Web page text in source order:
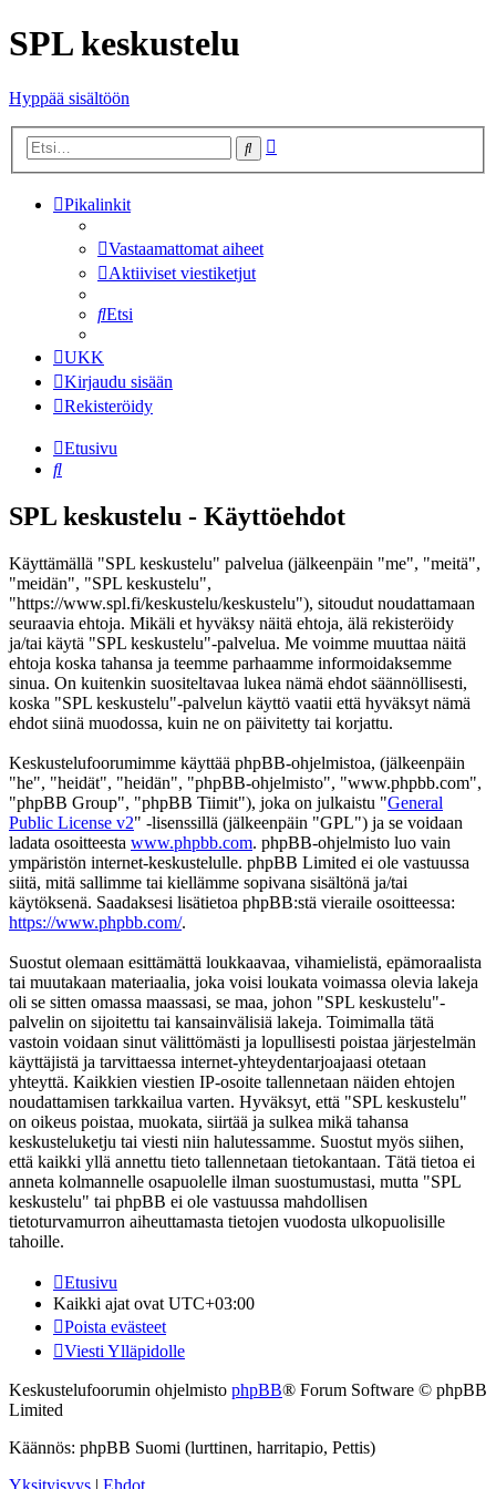
SPL keskustelu
Hyppää sisältöön
Etsi
Pikalinkit
Vastaamattomat aiheet
Aktiiviset viestiketjut
Etsi
UKK
Kirjaudu sisään
Rekisteröidy
Etusivu
Etsi
SPL keskustelu - Käyttöehdot
Käyttämällä "SPL keskustelu" palvelua (jälkeenpäin "me", "meitä",
"meidän", "SPL keskustelu",
"https://www.spl.fi/keskustelu/keskustelu"), sitoudut noudattamaan
seuraavia ehtoja. Mikäli et hyväksy näitä ehtoja, älä rekisteröidy
ja/tai käytä "SPL keskustelu"-palvelua. Me voimme muuttaa näitä
ehtoja koska tahansa ja teemme parhaamme informoidaksemme
sinua. On kuitenkin suositeltavaa lukea nämä ehdot säännöllisesti,
koska "SPL keskustelu"-palvelun käyttö vaatii että hyväksyt nämä
ehdot siinä muodossa, kuin ne on päivitetty tai korjattu.
Keskustelufoorumimme käyttää phpBB-ohjelmistoa, (jälkeenpäin
"he", "heidät", "heidän", "phpBB-ohjelmisto", "www.phpbb.com",
"phpBB Group", "phpBB Tiimit"), joka on julkaistu "General
Public License v2" -lisenssillä (jälkeenpäin "GPL") ja se voidaan
ladata osoitteesta www.phpbb.com. phpBB-ohjelmisto luo vain
ympäristön internet-keskustelulle. phpBB Limited ei ole vastuussa
siitä, mitä sallimme tai kiellämme sopivana sisältönä ja/tai
käytöksenä. Saadaksesi lisätietoa phpBB:stä vieraile osoitteessa:
https://www.phpbb.com/.
Suostut olemaan esittämättä loukkaavaa, vihamielistä, epämoraalista
tai muutakaan materiaalia, joka voisi loukata voimassa olevia lakeja
oli se sitten omassa maassasi, se maa, johon "SPL keskustelu"-
palvelin on sijoitettu tai kansainvälisiä lakeja. Toimimalla tätä
vastoin voidaan sinut välittömästi ja lopullisesti poistaa järjestelmän
käyttäjistä ja tarvittaessa internet-yhteydentarjoajaasi otetaan
yhteyttä. Kaikkien viestien IP-osoite tallennetaan näiden ehtojen
noudattamisen tarkkailua varten. Hyväksyt, että "SPL keskustelu"
on oikeus poistaa, muokata, siirtää ja sulkea mikä tahansa
keskusteluketju tai viesti niin halutessamme. Suostut myös siihen,
että kaikki yllä annettu tieto tallennetaan tietokantaan. Tätä tietoa ei
anneta kolmannelle osapuolelle ilman suostumustasi, mutta "SPL
keskustelu" tai phpBB ei ole vastuussa mahdollisen
tietoturvamurron aiheuttamasta tietojen vuodosta ulkopuolisille
tahoille.
Etusivu
Kaikki ajat ovat UTC+03:00
Poista evästeet
Viesti Ylläpidolle
Keskustelufoorumin ohjelmisto phpBB® Forum Software © phpBB
Limited
Käännös: phpBB Suomi (lurttinen, harritapio, Pettis)